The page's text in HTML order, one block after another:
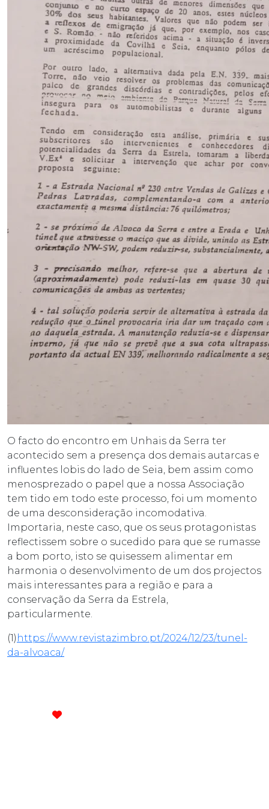
O facto do encontro em Unhais da Serra ter
acontecido sem a presença dos demais autarcas e
influentes lobis do lado de Seia, bem assim como
menosprezado o papel que a nossa Associação
tem tido em todo este processo, foi um momento
de uma desconsideração incomodativa.
Importaria, neste caso, que os seus protagonistas
reflectissem sobre o sucedido para que se rumasse
a bom porto, isto se quisessem alimentar em
harmonia o desenvolvimento de um dos projectos
mais interessantes para a região e para a
conservação da Serra da Estrela,
particularmente.
(1) https://www.revistazimbro.pt/2024/12/23/tunel-
da-alvoaca/